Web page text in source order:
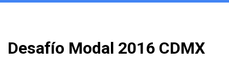
Desafío Modal 2016 CDMX